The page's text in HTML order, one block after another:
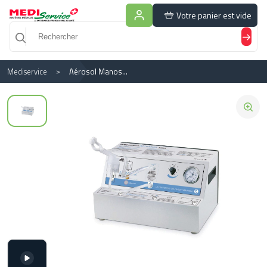
Votre panier est vide
Mediservice Aérosol Manosonique Automatique
Panneau de gestion des cookies